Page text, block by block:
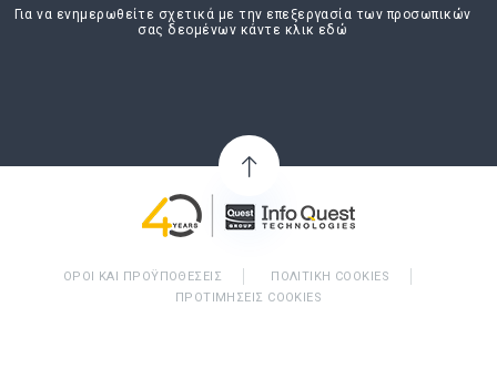
Για να ενημερωθείτε σχετικά με την επεξεργασία των προσωπικών
σας δεομένων κάντε κλικ εδώ
ΌΡΟΙ ΚΑΙ ΠΡΟΫΠΟΘΈΣΕΙΣ
ΠΟΛΙΤΙΚΉ COOKIES
ΠΡΟΤΙΜΉΣΕΙΣ COOKIES